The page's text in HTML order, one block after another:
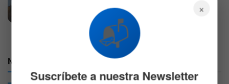
acción tecnológica
4 DE AGOSTO DE 2026 674
Nuestras Redes:
×
📬
Suscríbete a nuestra Newsletter